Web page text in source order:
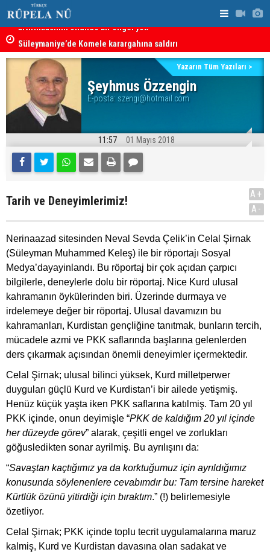
artırılmasının önünde bir engel yok
Süleymaniye’de Komele karargahına saldırı
sonuçlar
Şeyhmus Özzengin
E-posta: szengi@hotmail.com
Yazarın Tüm Yazıları >
11:57 01 Mayıs 2018
Tarih ve Deneyimlerimiz!
A+
A-
Nerinaazad sitesinden Neval Sevda Çelik’in Celal Şirnak
(Süleyman Muhammed Keleş) ile bir röportajı Sosyal
Medya’dayayinlandı. Bu röportaj bir çok açıdan çarpıcı
bilgilerle, deneylerle dolu bir röportaj. Nice Kurd ulusal
kahramanın öykülerinden biri. Üzerinde durmaya ve
irdelemeye değer bir röportaj. Ulusal davamızın bu
kahramanları, Kurdistan gençliğine tanıtmak, bunların tercih,
mücadele azmi ve PKK saflarında başlarına gelenlerden
ders çıkarmak açısından önemli deneyimler içermektedir.
Celal Şirnak; ulusal bilinci yüksek, Kurd milletperwer
duyguları güçlü Kurd ve Kurdistan’i bir ailede yetişmiş.
Henüz küçük yaşta iken PKK saflarına katılmiş. Tam 20 yıl
PKK içinde, onun deyimişle “PKK de kaldığım 20 yıl içinde
her düzeyde görev” alarak, çeşitli engel ve zorlukları
göğusledikten sonar ayrilmiş. Bu ayrılışını da:
“Savaştan kaçtığımız ya da korktuğumuz için ayrıldığımız
konusunda söylenenlere cevabımdır bu: Tam tersine hareket
Kürtlük özünü yitirdiği için bıraktım.” (!) belirlemesiyle
özetliyor.
Celal Şirnak; PKK içinde toplu tecrit uygulamalarına maruz
kalmiş, Kurd ve Kurdistan davasına olan sadakat ve